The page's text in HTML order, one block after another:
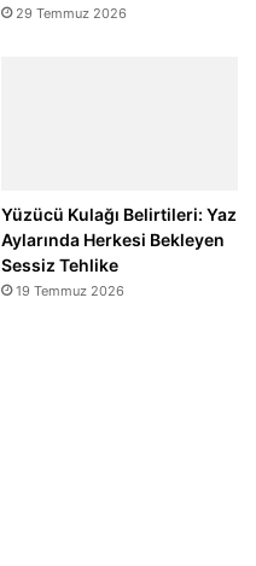
29 Temmuz 2026
Yüzücü Kulağı Belirtileri: Yaz
Aylarında Herkesi Bekleyen
Sessiz Tehlike
19 Temmuz 2026